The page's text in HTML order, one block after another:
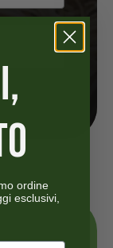
ordine
esclusivi,